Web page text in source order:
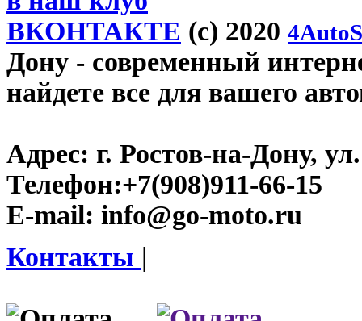
ВКОНТАКТЕ (c) 2020
Дону - современный
найдете все для вашего
Адрес: г. Ростов-на-Дону,
Телефон:+7(908)911-66-15
E-mail: info@go-moto.ru
Контакты |